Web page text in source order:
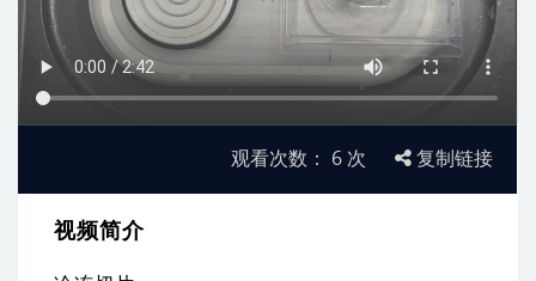
观看次数： 6 次 复制链接
视频简介